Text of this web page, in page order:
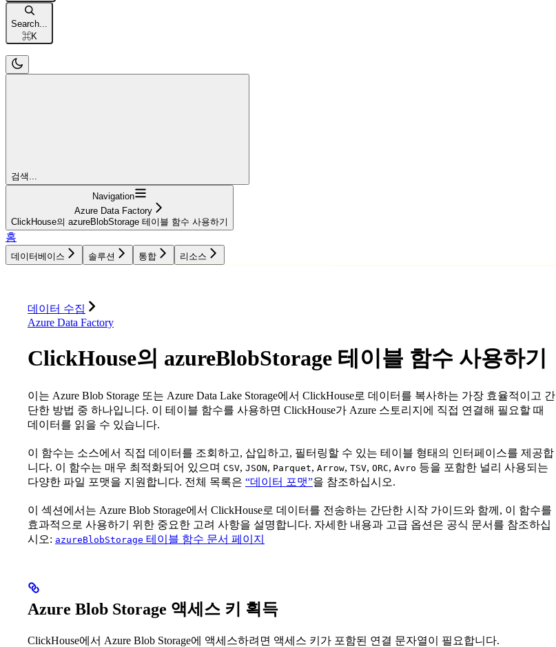
Search...
⌘K
검색...
Navigation
Azure Data Factory
ClickHouse의 azureBlobStorage 테이블 함수 사용하기
홈
데이터베이스 솔루션 통합 리소스
데이터 수집
Azure Data Factory
ClickHouse의 azureBlobStorage 테이블 함수 사용하기
이는 Azure Blob Storage 또는 Azure Data Lake Storage에서 ClickHouse로 데이터를 복사하는 가장 효율적이고 간
단한 방법 중 하나입니다. 이 테이블 함수를 사용하면 ClickHouse가 Azure 스토리지에 직접 연결해 필요할 때
데이터를 읽을 수 있습니다.
이 함수는 소스에서 직접 데이터를 조회하고, 삽입하고, 필터링할 수 있는 테이블 형태의 인터페이스를 제공합
니다. 이 함수는 매우 최적화되어 있으며 CSV, JSON, Parquet, Arrow, TSV, ORC, Avro 등을 포함한 널리 사용되는
다양한 파일 포맷을 지원합니다. 전체 목록은 “데이터 포맷”을 참조하십시오.
이 섹션에서는 Azure Blob Storage에서 ClickHouse로 데이터를 전송하는 간단한 시작 가이드와 함께, 이 함수를
효과적으로 사용하기 위한 중요한 고려 사항을 설명합니다. 자세한 내용과 고급 옵션은 공식 문서를 참조하십
시오: azureBlobStorage 테이블 함수 문서 페이지
Azure Blob Storage 액세스 키 획득
ClickHouse에서 Azure Blob Storage에 액세스하려면 액세스 키가 포함된 연결 문자열이 필요합니다.